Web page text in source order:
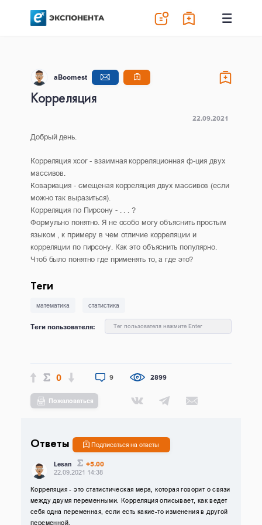
aBoomest
Корреляция
22.09.2021
Добрый день.
Корреляция xcor - взаимная корреляционная ф-ция двух
массивов.
Ковариация - смещеная корреляция двух массивов (если
можно так выразиться).
Корреляция по Пирсону - . . . ?
Формульно понятно. Я не особо могу объяснить простым
языком , к примеру в чем отличие корреляции и
корреляции по пирсону. Как это объяснить популярно.
Чтоб было понятно где применять то, а где это?
Теги
математика статистика
Теги пользователя: Тег пользователя нажмите Enter
0 9 2899
Пожаловаться
Ответы Подписаться на ответы
Lesan +5.00
22.09.2021 14:38
Корреляция - это статистическая мера, которая говорит о связи
между двумя переменными. Корреляция описывает, как ведет
себя одна переменная, если есть какие-то изменения в другой
переменной.